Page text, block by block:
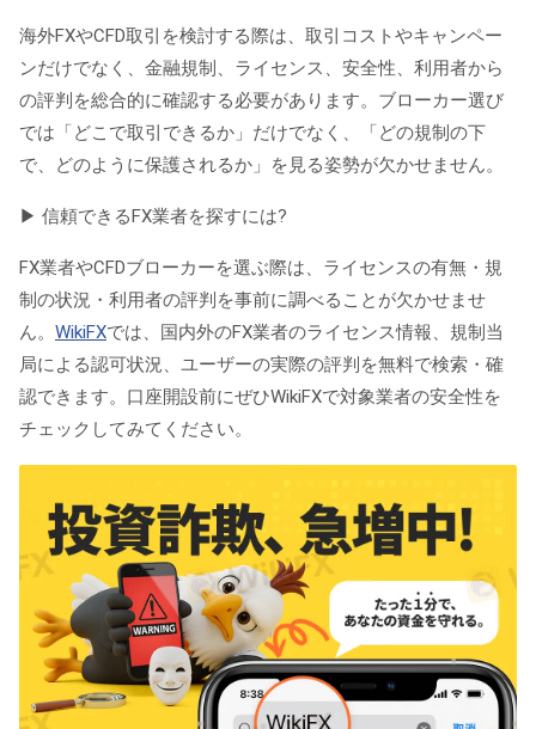
海外FXやCFD取引を検討する際は、取引コストやキャンペー
ンだけでなく、金融規制、ライセンス、安全性、利用者から
の評判を総合的に確認する必要があります。ブローカー選び
では「どこで取引できるか」だけでなく、「どの規制の下
で、どのように保護されるか」を見る姿勢が欠かせません。
▶ 信頼できるFX業者を探すには?
FX業者やCFDブローカーを選ぶ際は、ライセンスの有無・規
制の状況・利用者の評判を事前に調べることが欠かせませ
ん。 WikiFXでは、国内外のFX業者のライセンス情報、規制当
局による認可状況、ユーザーの実際の評判を無料で検索・確
認できます。口座開設前にぜひWikiFXで対象業者の安全性を
チェックしてみてください。